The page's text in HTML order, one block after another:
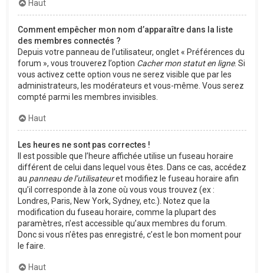
Haut
Comment empêcher mon nom d’apparaître dans la liste
des membres connectés ?
Depuis votre panneau de l’utilisateur, onglet « Préférences du
forum », vous trouverez l’option Cacher mon statut en ligne. Si
vous activez cette option vous ne serez visible que par les
administrateurs, les modérateurs et vous-même. Vous serez
compté parmi les membres invisibles.
Haut
Les heures ne sont pas correctes !
Il est possible que l’heure affichée utilise un fuseau horaire
différent de celui dans lequel vous êtes. Dans ce cas, accédez
au panneau de l’utilisateuret modifiez le fuseau horaire afin
qu’il corresponde à la zone où vous vous trouvez (ex :
Londres, Paris, New York, Sydney, etc.). Notez que la
modification du fuseau horaire, comme la plupart des
paramètres, n’est accessible qu’aux membres du forum.
Donc si vous n’êtes pas enregistré, c’est le bon moment pour
le faire.
Haut